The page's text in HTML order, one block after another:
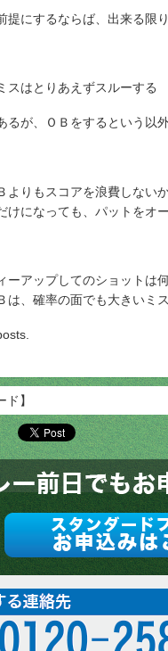
提にするならば、出来る限
スはとりあえずスルーする
るが、ＯＢをするという以
よりもスコアを浪費しない
けになっても、パットをオ
ーアップしてのショットは
は、確率の面でも大きいミ
ド】